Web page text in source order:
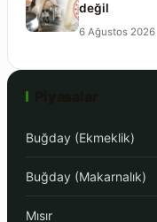
değil
6 Ağustos 2026
Buğday (Ekmeklik)
Buğday (Makarnalık)
Mısır